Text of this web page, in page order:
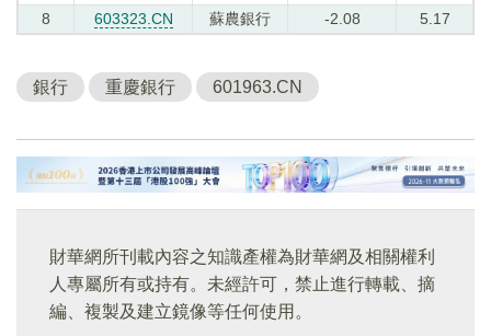
8
603323.CN 蘇農銀行 -2.08 5.17
銀行 重慶銀行 601963.CN
財華網所刊載內容之知識產權為財華網及相關權利
人專屬所有或持有。未經許可，禁止進行轉載、摘
編、複製及建立鏡像等任何使用。